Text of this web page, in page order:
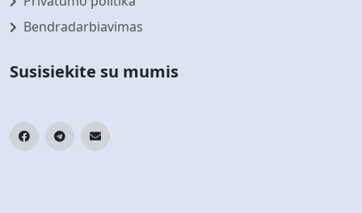
Bendradarbiavimas
Susisiekite su mumis